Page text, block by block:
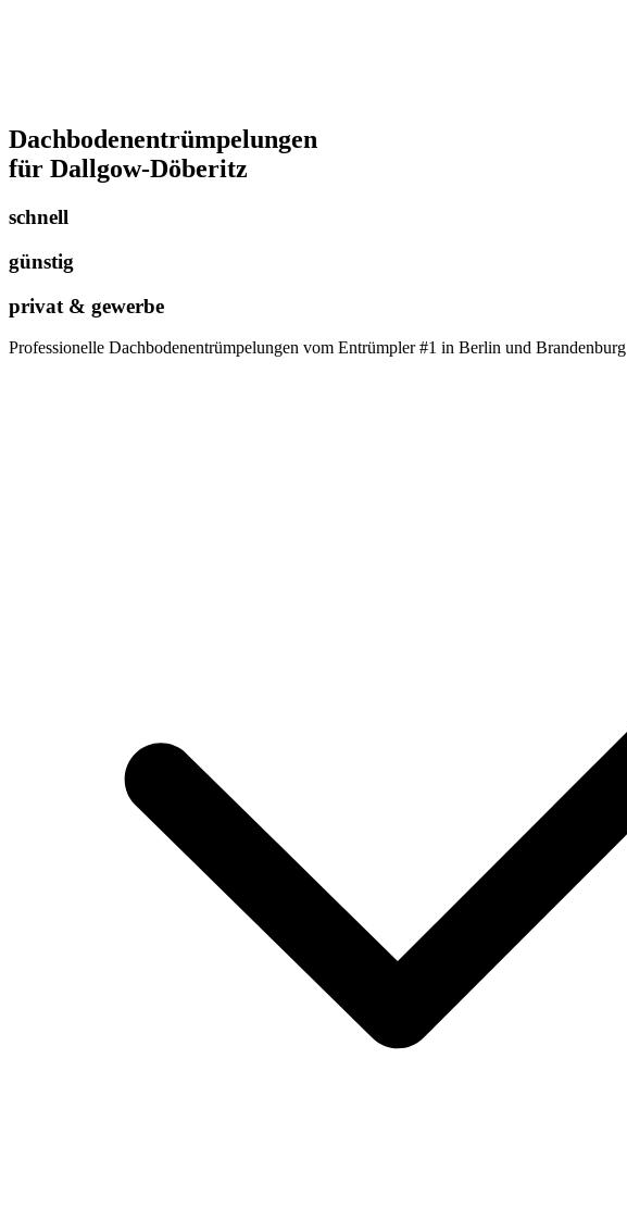
Dachbodenentrümpelungen
für Dallgow-Döberitz
schnell
günstig
privat & gewerbe
Professionelle Dachbodenentrümpelungen vom Entrümpler #1 in Berlin und Brandenburg